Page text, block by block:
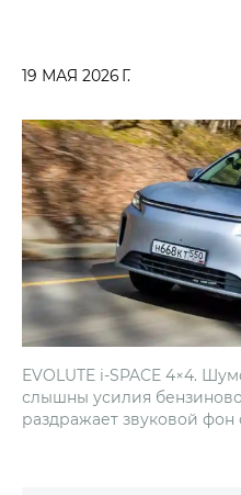
19 МАЯ 2026 Г.
EVOLUTE i‑SPACE 4×4.
слышны усилия
раздражает звуковой фон